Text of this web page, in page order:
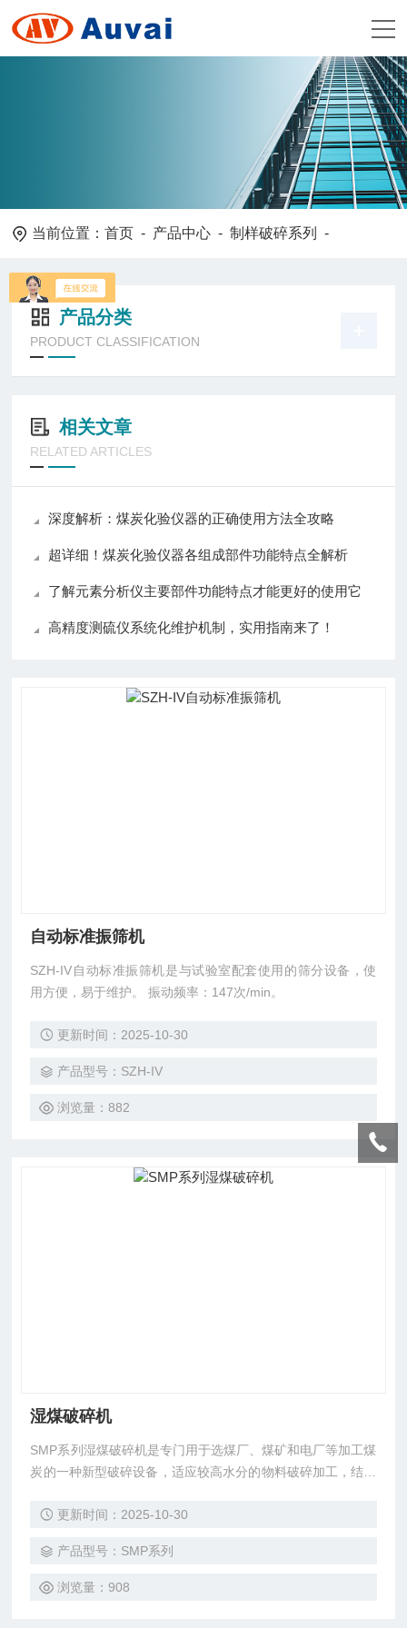
当前位置：首页 - 产品中心 -制样破碎系列 -
产品分类
PRODUCT CLASSIFICATION
相关文章
RELATED ARTICLES
深度解析：煤炭化验仪器的正确使用方法全攻略
超详细！煤炭化验仪器各组成部件功能特点全解析
了解元素分析仪主要部件功能特点才能更好的使用它
高精度测硫仪系统化维护机制，实用指南来了！
自动标准振筛机
SZH-IV自动标准振筛机是与试验室配套使用的筛分设备，使
用方便，易于维护。 振动频率：147次/min。
更新时间：2025-10-30
产品型号：SZH-IV
浏览量：882
湿煤破碎机
SMP系列湿煤破碎机是专门用于选煤厂、煤矿和电厂等加工煤
炭的一种新型破碎设备，适应较高水分的物料破碎加工，结构
流水作业。
更新时间：2025-10-30
产品型号：SMP系列
浏览量：908